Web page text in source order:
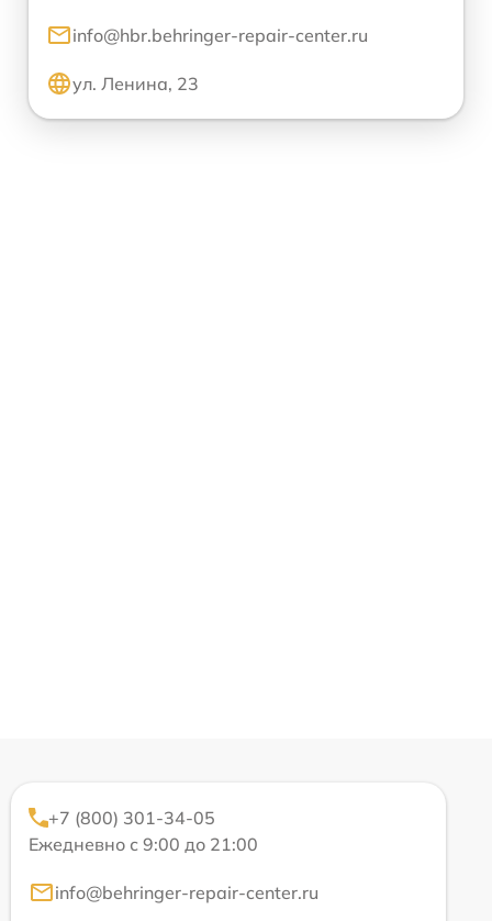
info@hbr.behringer-repair-center.ru
ул. Ленина, 23
+7 (800) 301-34-05
Ежедневно с 9:00 до 21:00
info@behringer-repair-center.ru